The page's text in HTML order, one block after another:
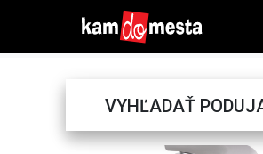
VYHĽADAŤ